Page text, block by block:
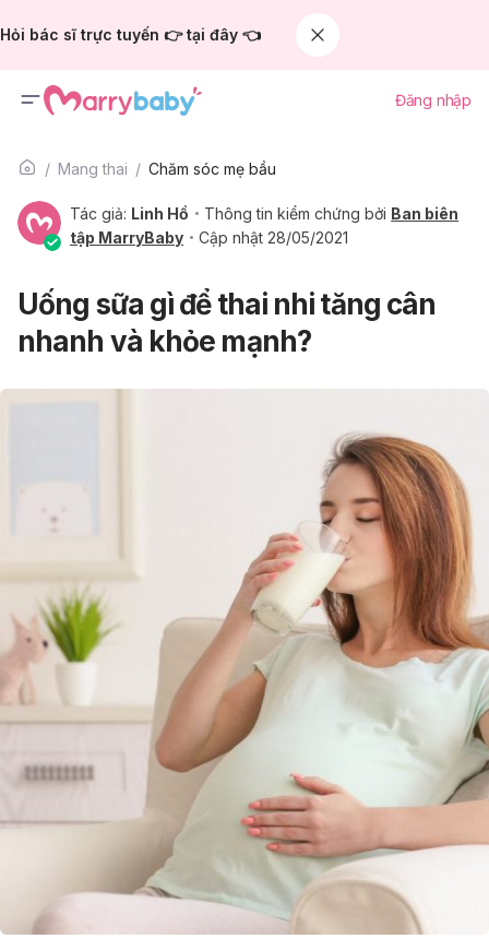
Hỏi bác sĩ trực tuyến 👉 tại đây 👈
Đăng nhập
Mang thai Chăm sóc mẹ bầu
Tác giả: Linh Hồ Thông tin kiểm chứng bởi Ban biên
tập MarryBaby
Cập nhật 28/05/2021
Uống sữa gì để thai nhi tăng cân
nhanh và khỏe mạnh?